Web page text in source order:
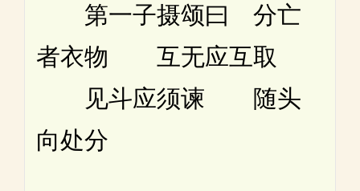
第一子摄颂曰 分亡
者衣物 互无应互取
见斗应须谏 随头
向处分